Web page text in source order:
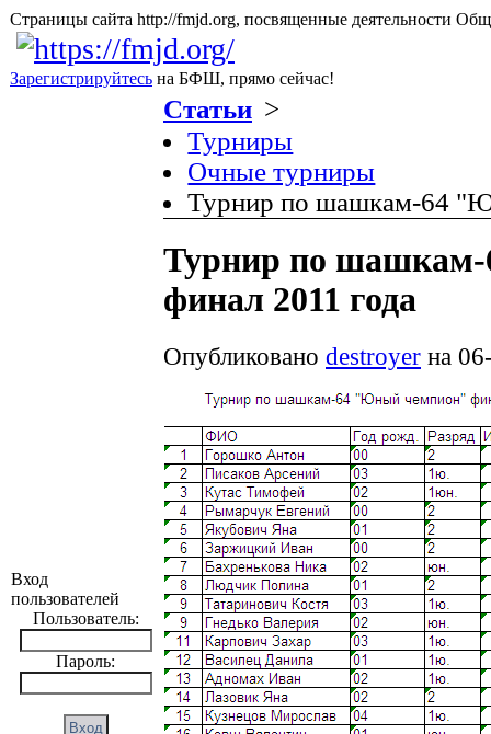
Страницы сайта http://fmjd.org, посвященные
Зарегистрируйтесь на БФШ, прямо сейчас!
Вход
пользователей
Пользователь:
Пароль:
Статьи >
Турниры
Очные турниры
Турнир по шашкам-64
Турнир по
финал 2011 года
Опубликовано destroyer на